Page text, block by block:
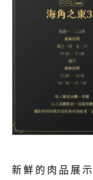
新鮮的肉品展